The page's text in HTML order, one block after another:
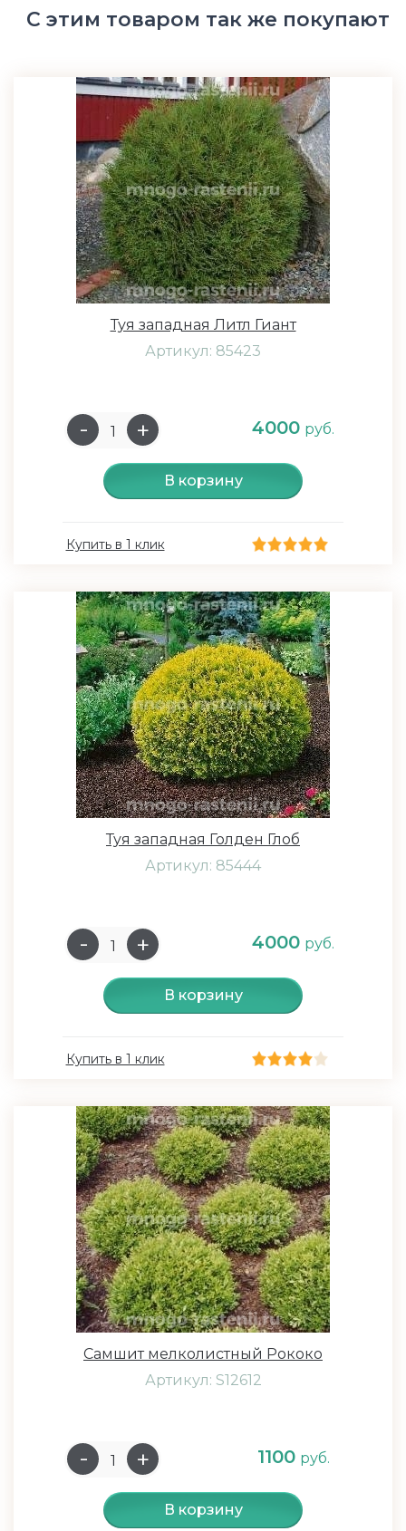
С этим товаром так же покупают
Туя западная Литл Гиант
Артикул: 85423
4000 руб.
В корзину
Купить в 1 клик
Туя западная Голден Глоб
Артикул: 85444
4000 руб.
В корзину
Купить в 1 клик
Самшит мелколистный Рококо
Артикул: S12612
1100 руб.
В корзину